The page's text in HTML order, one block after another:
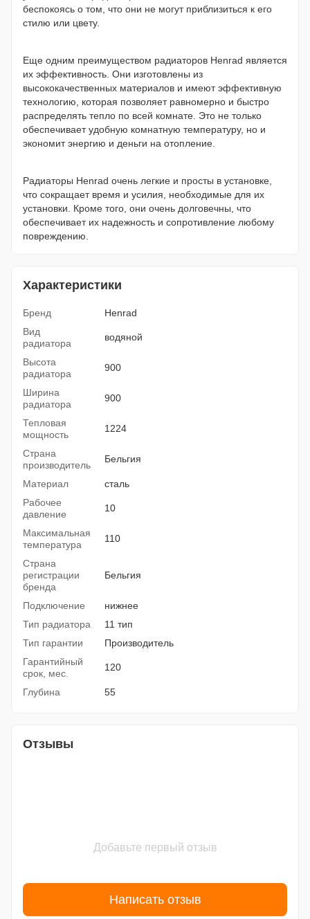
беспокоясь о том, что они не могут приблизиться к его
стилю или цвету.
Еще одним преимуществом радиаторов Henrad является
их эффективность. Они изготовлены из
высококачественных материалов и имеют эффективную
технологию, которая позволяет равномерно и быстро
распределять тепло по всей комнате. Это не только
обеспечивает удобную комнатную температуру, но и
экономит энергию и деньги на отопление.
Радиаторы Henrad очень легкие и просты в установке,
что сокращает время и усилия, необходимые для их
установки. Кроме того, они очень долговечны, что
обеспечивает их надежность и сопротивление любому
повреждению.
Характеристики
Бренд
Henrad
Вид
радиатора
водяной
Высота
радиатора
900
Ширина
радиатора
900
Тепловая
мощность
1224
Страна
производитель
Бельгия
Материал
сталь
Рабочее
давление
10
Максимальная
температура
110
Страна
регистрации
бренда
Бельгия
Подключение
нижнее
Тип радиатора
11 тип
Тип гарантии
Производитель
Гарантийный
срок, мес.
120
Глубина 55
Отзывы
Добавьте первый отзыв
Написать отзыв